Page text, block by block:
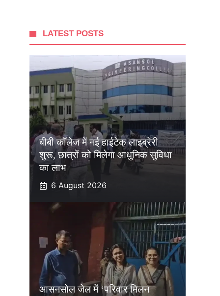
LATEST POSTS
बीबी कॉलेज में नई हाईटेक लाइब्रेरी
शुरू, छात्रों को मिलेगा आधुनिक सुविधा
का लाभ
6 August 2026
आसनसोल जेल में ‘परिवार मिलन